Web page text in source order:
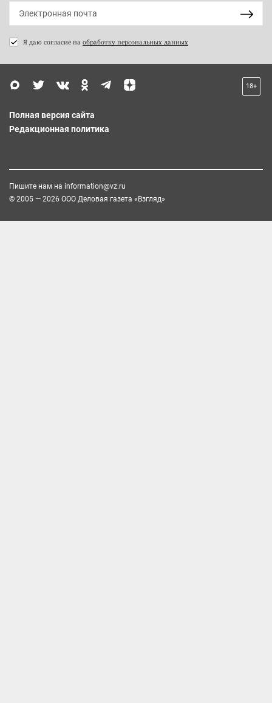
Я даю согласие на обработку персональных данных
18+
Полная версия сайта
Редакционная политика
Пишите нам на information@vz.ru
© 2005 — 2026 ООО Деловая газета «Взгляд»